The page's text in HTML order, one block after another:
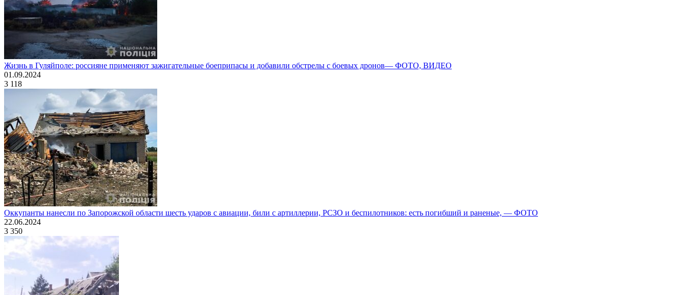
Жизнь в Гуляйполе: россияне применяют зажигательные боеприпасы и добавили обстрелы с боевых дронов— ФОТО, ВИДЕО
01.09.2024
3 118
Оккупанты нанесли по Запорожской области шесть ударов с авиации, били с артиллерии, РСЗО и беспилотников: есть погибший и раненые, — ФОТО
22.06.2024
3 350